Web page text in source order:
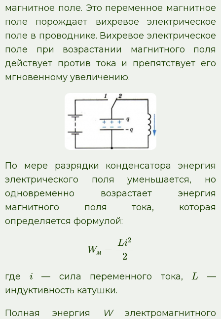
магнитное поле. Это переменное магнитное
поле порождает вихревое электрическое
поле в проводнике. Вихревое электрическое
поле при возрастании магнитного поля
действует против тока и препятствует его
мгновенному увеличению.
По мере разрядки конденсатора энергия
электрического поля уменьшается, но
одновременно возрастает энергия
магнитного поля тока, которая
определяется формулой:
Wм =
Li2
2
где i — сила переменного тока,L
—
индуктивность катушки.
Полная энергия Wэлектромагнитного